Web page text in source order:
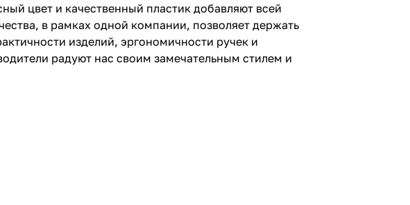
цвет и качественный пластик добавляют всей
в рамках одной компании, позволяет держать
изделий, эргономичности ручек и
радуют нас своим замечательным стилем и